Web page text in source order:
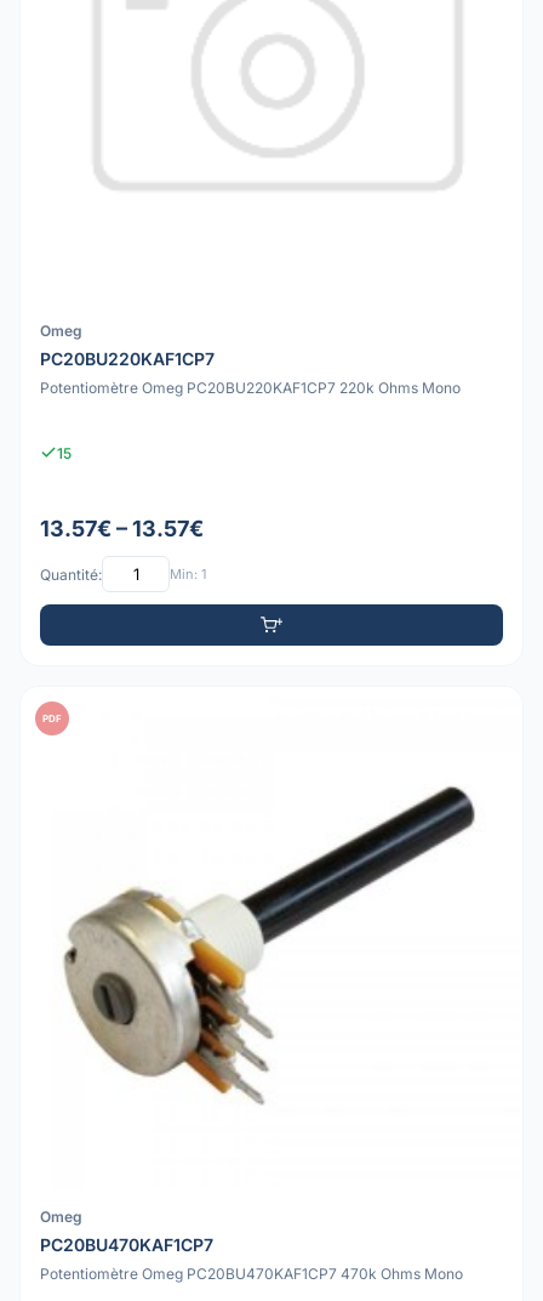
Omeg
PC20BU220KAF1CP7
Potentiomètre Omeg PC20BU220KAF1CP7 220k Ohms Mono
15
13.57€ – 13.57€
Quantité: Min: 1
PDF
Omeg
PC20BU470KAF1CP7
Potentiomètre Omeg PC20BU470KAF1CP7 470k Ohms Mono